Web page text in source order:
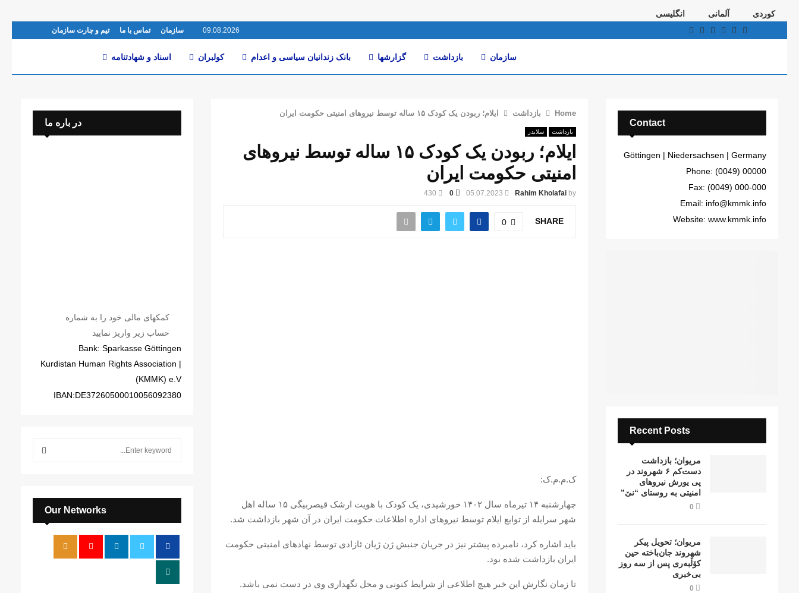
کوردی آلمانی
انگلیسی
Facebook
Twitter
Instagram
Youtube
Email
09.08.2026 سازمان تماس با ما تیم و چارت سازمان
سازمان بازداشت گزارشها بانک زندانیان سیاسی و اعدام کولبران اسناد و شهادتنامە
Home بازداشت ایلام؛ ربودن یک کودک ۱۵ ساله توسط نیروهای امنیتی حکومت ایران
بازداشت سلایدر
ایلام؛ ربودن یک کودک ۱۵ ساله توسط نیروهای
امنیتی حکومت ایران
by
Rahim Kholafai
05.07.2023
0
430
SHARE
0
ک.م.م.ک:
چهارشنبه ۱۴ تیرماه سال ۱۴۰۲ خورشیدی، یک کودک با هویت ارشک قیصربیگی ۱۵ ساله اهل
شهر سرابله از توابع ایلام توسط نیروهای اداره اطلاعات حکومت ایران در آن شهر بازداشت شد.
باید اشاره کرد، نامبرده پیشتر نیز در جریان جنبش ژن ژیان ئازادی توسط نهادهای امنیتی حکومت
ایران بازداشت شده بود.
تا زمان نگارش این خبر هیچ اطلاعی از شرایط کنونی و محل نگهداری وی در دست نمی باشد.
Contact
Göttingen | Niedersachsen | Germany
Phone: (0049) 00000
Fax: (0049) 000-000
Email: info@kmmk.info
Website: www.kmmk.info
Recent Posts
مریوان؛ بازداشت
دست‌کم ۶ شهروند در
پی یورش نیروهای
امنیتی به روستای “نێ”
0
مریوان؛ تحویل پیکر
شهروند جان‌باخته حین
کۆڵبەری پس از سە روز
بی‌خبری
0
در باره ما
کمکهای مالی خود را به شماره
حساب زیر واریز نمایید
Bank: Sparkasse Göttingen
| Kurdistan Human Rights Association
(KMMK) e.V
IBAN:DE37260500010056092380
:
E
A
Our Networks